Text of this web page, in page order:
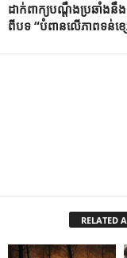
ដាក់ពាក្យបណ្តឹងប្រឆាំងនឹ
ពីបទ “បំពានលើភាពទន់ខ្
RELATED